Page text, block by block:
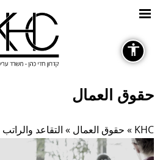
General
Fonts
حقوق العمال
KHC
» حقوق العمال » التقاعد